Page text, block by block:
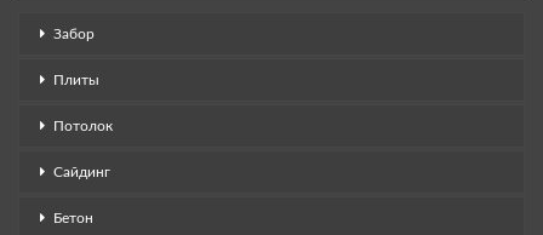
Забор
Плиты
Потолок
Сайдинг
Бетон